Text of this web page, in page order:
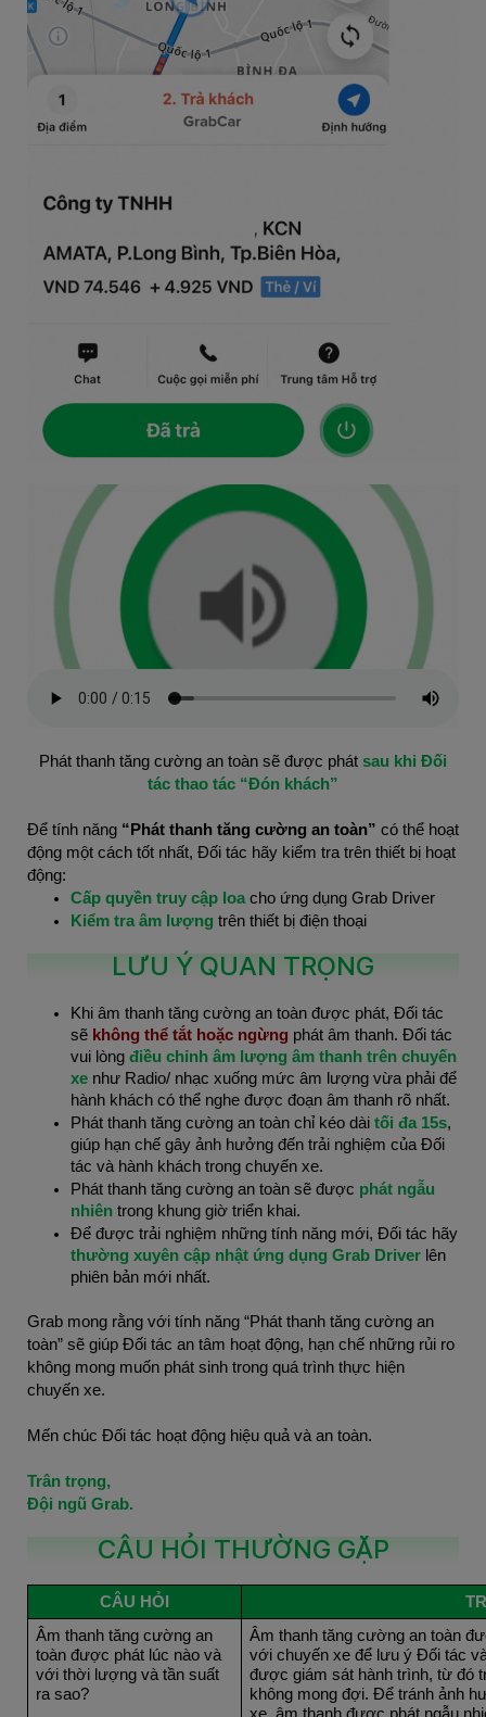
Phát thanh tăng cường an toàn sẽ được phát sau khi Đối
tác thao tác “Đón khách”
Để tính năng “Phát thanh tăng cường an toàn” có thể hoạt
động một cách tốt nhất, Đối tác hãy kiểm tra trên thiết bị hoạt
động:
Cấp quyền truy cập loa cho ứng dụng Grab Driver
Kiểm tra âm lượng trên thiết bị điện thoại
LƯU Ý QUAN TRỌNG
Khi âm thanh tăng cường an toàn được phát, Đối tác
sẽ không thể tắt hoặc ngừng phát âm thanh. Đối tác
vui lòng điều chỉnh âm lượng âm thanh trên chuyến
xe như Radio/ nhạc xuống mức âm lượng vừa phải để
hành khách có thể nghe được đoạn âm thanh rõ nhất.
Phát thanh tăng cường an toàn chỉ kéo dài tối đa 15s,
giúp hạn chế gây ảnh hưởng đến trải nghiệm của Đối
tác và hành khách trong chuyến xe.
Phát thanh tăng cường an toàn sẽ được phát ngẫu
nhiên trong khung giờ triển khai.
Để được trải nghiệm những tính năng mới, Đối tác hãy
thường xuyên cập nhật ứng dụng Grab Driver lên
phiên bản mới nhất.
Grab mong rằng với tính năng “Phát thanh tăng cường an
toàn” sẽ giúp Đối tác an tâm hoạt động, hạn chế những rủi ro
không mong muốn phát sinh trong quá trình thực hiện
chuyến xe.
Mến chúc Đối tác hoạt động hiệu quả và an toàn.
Trân trọng,
Đội ngũ Grab.
CÂU HỎI THƯỜNG GẶP
CÂU HỎI
Âm thanh tăng cường an
toàn được phát lúc nào và
với thời lượng và tần suất
ra sao?
Âm thanh tăng cường an toàn
với chuyến xe để lưu ý Đối tác
được giám sát hành trình, từ đó
không mong đợi. Để tránh ảnh